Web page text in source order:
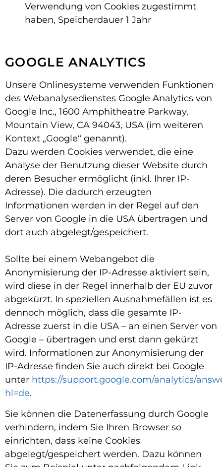
Verwendung von Cookies zugestimmt
haben, Speicherdauer 1 Jahr
GOOGLE ANALYTICS
Unsere Onlinesysteme verwenden Funktionen
des Webanalysedienstes Google Analytics von
Google Inc., 1600 Amphitheatre Parkway,
Mountain View, CA 94043, USA (im weiteren
Kontext „Google“ genannt).
Dazu werden Cookies verwendet, die eine
Analyse der Benutzung dieser Website durch
deren Besucher ermöglicht (inkl. Ihrer IP-
Adresse). Die dadurch erzeugten
Informationen werden in der Regel auf den
Server von Google in die USA übertragen und
dort auch abgelegt/gespeichert.
Sollte bei einem Webangebot die
Anonymisierung der IP-Adresse aktiviert sein,
wird diese in der Regel innerhalb der EU zuvor
abgekürzt. In speziellen Ausnahmefällen ist es
dennoch möglich, dass die gesamte IP-
Adresse zuerst in die USA – an einen Server von
Google – übertragen und erst dann gekürzt
wird. Informationen zur Anonymisierung der
IP-Adresse finden Sie auch direkt bei Google
unter https://support.google.com/analytics/
hl=de.
Sie können die Datenerfassung durch Google
verhindern, indem Sie Ihren Browser so
einrichten, dass keine Cookies
abgelegt/gespeichert werden. Dazu können